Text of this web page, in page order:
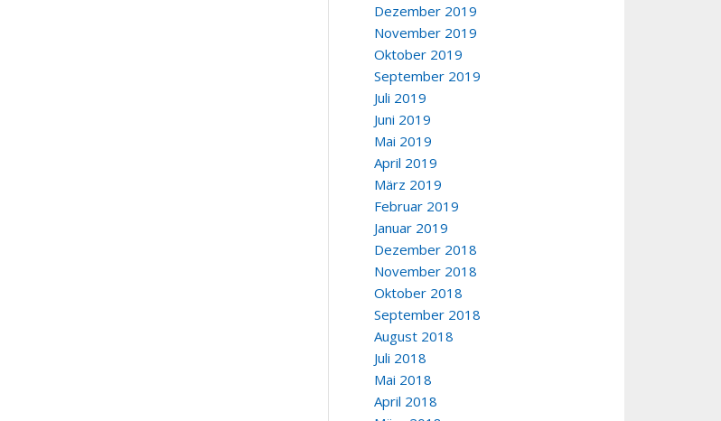
Dezember 2019
November 2019
Oktober 2019
September 2019
Juli 2019
Juni 2019
Mai 2019
April 2019
März 2019
Februar 2019
Januar 2019
Dezember 2018
November 2018
Oktober 2018
September 2018
August 2018
Juli 2018
Mai 2018
April 2018